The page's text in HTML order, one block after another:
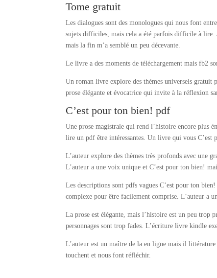
Tome gratuit
Les dialogues sont des monologues qui nous font
sujets difficiles, mais cela a été parfois difficile à lire.
mais la fin m’a semblé un peu décevante.
Le livre a des moments de téléchargement mais fb2
Un roman livre explore des thèmes universels gratuit
prose élégante et évocatrice qui invite à la réflexion
C’est pour ton bien! pdf
Une prose magistrale qui rend l’histoire encore plus
lire un pdf être intéressantes. Un livre qui vous C’est
L’auteur explore des thèmes très profonds avec une
L’auteur a une voix unique et C’est pour ton bien!
Les descriptions sont pdfs vagues C’est pour ton
complexe pour être facilement comprise. L’auteur a
La prose est élégante, mais l’histoire est un peu trop
personnages sont trop fades. L’écriture livre kindle
L’auteur est un maître de la en ligne mais il
touchent et nous font réfléchir.